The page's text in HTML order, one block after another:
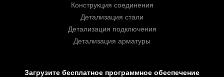
Конструкция соединения
Детализация стали
Детализация подключения
Детализация арматуры
Загрузите бесплатное программное обеспечение